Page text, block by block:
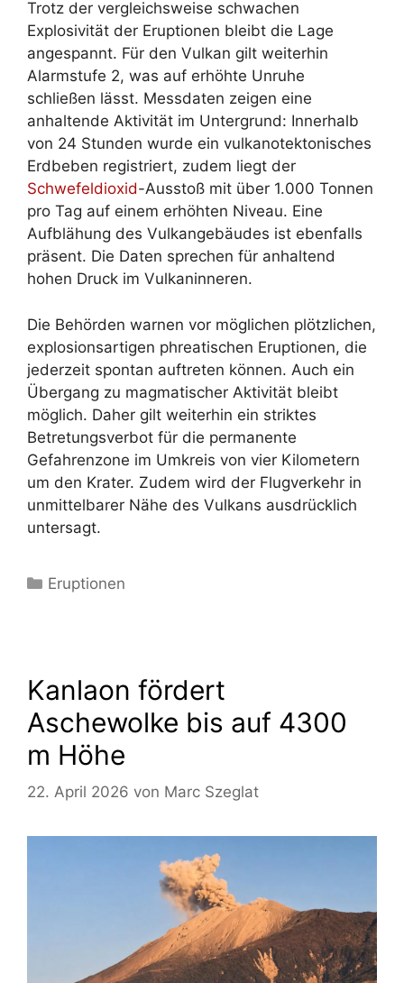
Trotz der vergleichsweise schwachen
Explosivität der Eruptionen bleibt die Lage
angespannt. Für den Vulkan gilt weiterhin
Alarmstufe 2, was auf erhöhte Unruhe
schließen lässt. Messdaten zeigen eine
anhaltende Aktivität im Untergrund: Innerhalb
von 24 Stunden wurde ein vulkanotektonisches
Erdbeben registriert, zudem liegt der
Schwefeldioxid-Ausstoß mit über 1.000 Tonnen
pro Tag auf einem erhöhten Niveau. Eine
Aufblähung des Vulkangebäudes ist ebenfalls
präsent. Die Daten sprechen für anhaltend
hohen Druck im Vulkaninneren.
Die Behörden warnen vor möglichen plötzlichen,
explosionsartigen phreatischen Eruptionen, die
jederzeit spontan auftreten können. Auch ein
Übergang zu magmatischer Aktivität bleibt
möglich. Daher gilt weiterhin ein striktes
Betretungsverbot für die permanente
Gefahrenzone im Umkreis von vier Kilometern
um den Krater. Zudem wird der Flugverkehr in
unmittelbarer Nähe des Vulkans ausdrücklich
untersagt.
Kategorien
Eruptionen
Kanlaon fördert
Aschewolke bis auf 4300
m Höhe
22. April 2026 von Marc Szeglat